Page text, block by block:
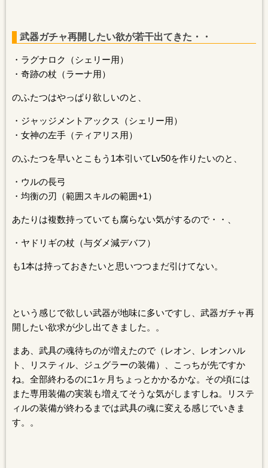
武器ガチャ再開したい欲が若干出てきた・・
・ラグナロク（シェリー用）
・奇跡の杖（ラーナ用）
のふたつはやっぱり欲しいのと、
・ジャッジメントアックス（シェリー用）
・女神の左手（ティアリス用）
のふたつを早いとこもう1本引いてLv50を作りたいのと、
・ウルの長弓
・均衡の刃（範囲スキルの範囲+1）
あたりは複数持っていても腐らない気がするので・・、
・ヤドリギの杖（与ダメ減デバフ）
も1本は持っておきたいと思いつつまだ引けてない。
という感じで欲しい武器が地味に多いですし、武器ガチャ再
開したい欲求が少し出てきました。。
まあ、武具の魂待ちのが増えたので（レオン、レオンハル
ト、リスティル、ジュグラーの装備）、こっちが先ですか
ね。全部終わるのに1ヶ月ちょっとかかるかな。その頃には
また専用装備の実装も増えてそうな気がしますしね。リステ
ィルの装備が終わるまでは武具の魂に変える感じでいきま
す。。